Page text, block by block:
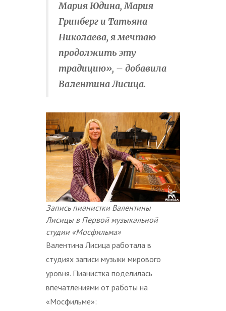
Мария Юдина, Мария
Гринберг и Татьяна
Николаева, я мечтаю
продолжить эту
традицию», – добавила
Валентина Лисица.
Запись пианистки Валентины
Лисицы в Первой музыкальной
студии «Мосфильма»
Валентина Лисица работала в
студиях записи музыки мирового
уровня. Пианистка поделилась
впечатлениями от работы на
«Мосфильме»: